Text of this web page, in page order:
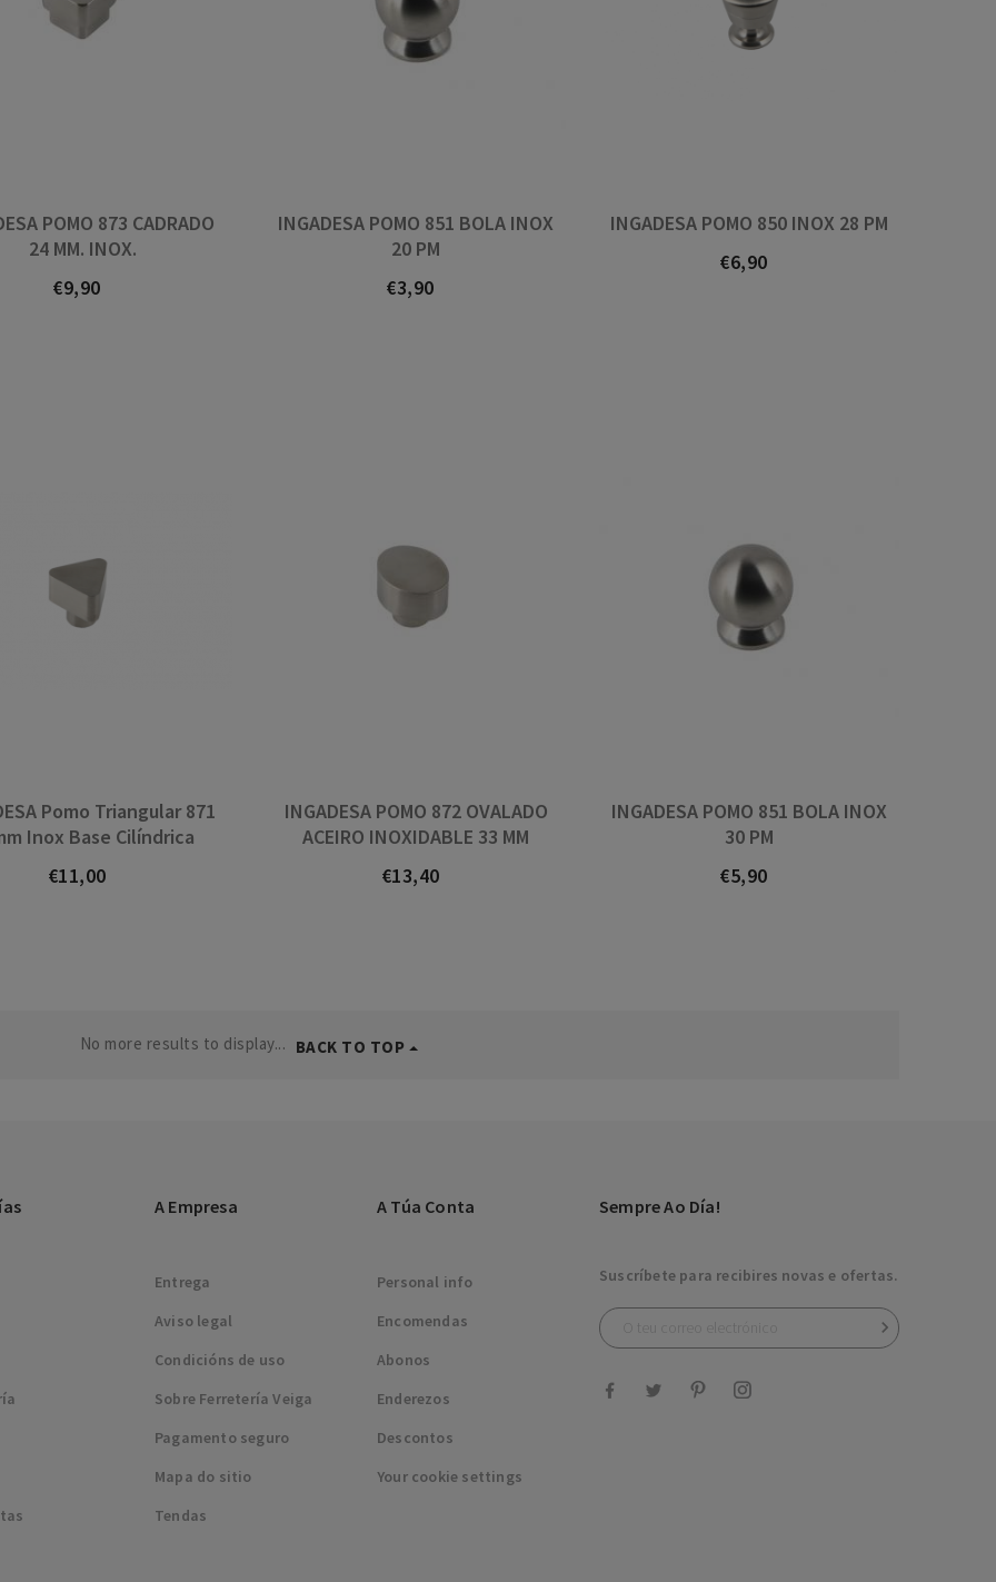
Highly recommended
POMO 873 CADRADO
24 MM. INOX.
Prezo
€9,90
INGADESA POMO 851 BOLA INOX
20 PM
Prezo
€3,90
INGADESA POMO 850 INOX 28 PM
Prezo
€6,90
Pomo Triangular 871
Inox Base Cilíndrica
Prezo
€11,00
INGADESA POMO 872 OVALADO
ACEIRO INOXIDABLE 33 MM
Prezo
€13,40
INGADESA POMO 851 BOLA INOX
30 PM
Prezo
€5,90
No more results to display... BACK TO TOP
A Empresa
Entrega
Aviso legal
Condicións de uso
Sobre Ferretería Veiga
Pagamento seguro
Mapa do sitio
Tendas
A Túa Conta
Personal info
Encomendas
Abonos
Enderezos
Descontos
Your cookie settings
Sempre Ao Día!
Suscríbete para recibires novas e ofertas.
